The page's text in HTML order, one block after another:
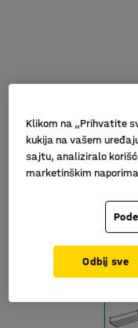
Klikom na „Prihvatite
kukija na vašem
sajtu, analiziralo
marketinškim
Odbij sve